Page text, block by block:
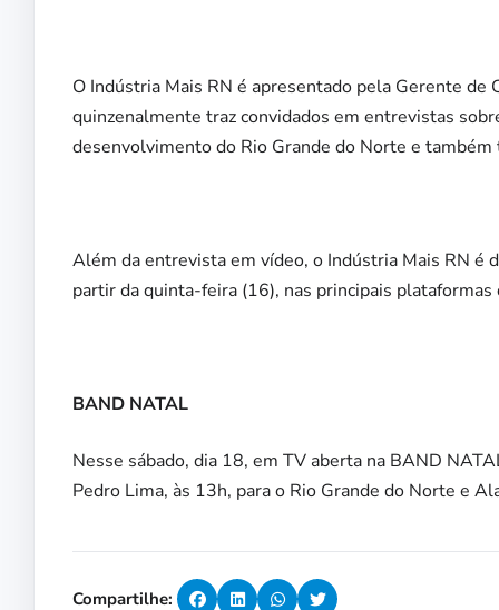
O Indústria Mais RN é apresentado pela Gerente de
quinzenalmente traz convidados em entrevistas
desenvolvimento do Rio Grande do Norte e também
Além da entrevista em vídeo, o Indústria Mais RN é
partir da quinta-feira (16), nas principais
BAND NATAL
Nesse sábado, dia 18, em TV aberta na BAND
Pedro Lima, às 13h, para o Rio Grande do Norte e
Compartilhe: